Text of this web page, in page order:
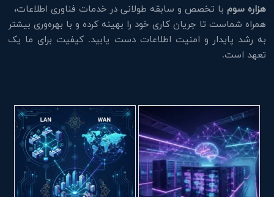
هزاره سوم با تخصص و سابقه طولانی در خدمات فناوری اطلاعات،
همراه شماست تا جریان کاری خود را بهینه کرده و با بهره‌وری بیشتر
به رشد پایدار و امنیت اطلاعات دست یابید. کیفیت برای ما یک
تعهد است.